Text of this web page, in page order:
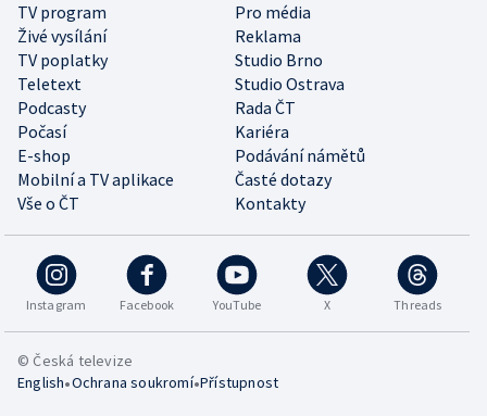
TV program
Pro média
Živé vysílání
Reklama
TV poplatky
Studio Brno
Teletext
Studio Ostrava
Podcasty
Rada ČT
Počasí
Kariéra
E-shop
Podávání námětů
Mobilní a TV aplikace
Časté dotazy
Vše o ČT
Kontakty
Instagram Facebook YouTube X Threads
© Česká televize
English•Ochrana soukromí•Přístupnost